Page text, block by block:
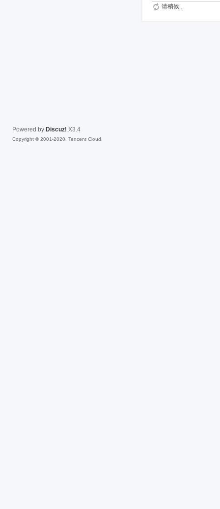
请稍候...
Powered by Discuz! X3.4
Copyright © 2001-2020, Tencent Cloud.